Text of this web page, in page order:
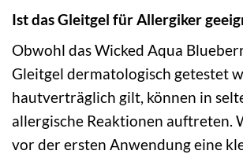
Ist das Gleitgel für Allergiker
Obwohl das Wicked Aqua
Gleitgel dermatologisch getestet
hautverträglich gilt, können in
allergische Reaktionen auftreten.
vor der ersten Anwendung eine